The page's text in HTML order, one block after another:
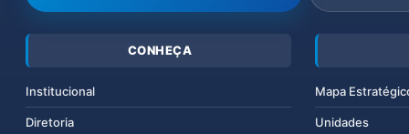
CONHEÇA
Institucional
Diretoria
Mapa
Unidades